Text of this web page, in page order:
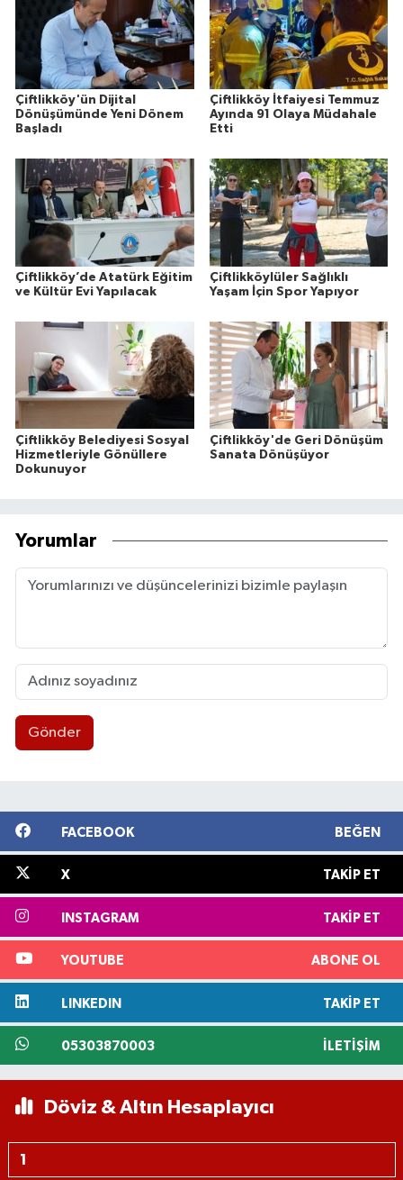
Çiftlikköy'ün Dijital
Dönüşümünde Yeni Dönem
Başladı
Çiftlikköy İtfaiyesi Temmuz
Ayında 91 Olaya Müdahale
Etti
Çiftlikköy’de Atatürk Eğitim
ve Kültür Evi Yapılacak
Çiftlikköylüler Sağlıklı
Yaşam İçin Spor Yapıyor
Çiftlikköy Belediyesi Sosyal
Hizmetleriyle Gönüllere
Dokunuyor
Çiftlikköy'de Geri Dönüşüm
Sanata Dönüşüyor
Yorumlar
Gönder
FACEBOOK BEĞEN
X TAKIP ET
INSTAGRAM TAKIP ET
YOUTUBE ABONE OL
LINKEDIN TAKIP ET
05303870003 İLETIŞIM
Döviz & Altın Hesaplayıcı